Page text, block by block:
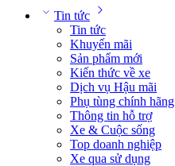
Tin tức
Tin tức
Khuyến mãi
Sản phẩm mới
Kiến thức về xe
Dịch vụ Hậu mãi
Phụ tùng chính hãng
Thông tin hỗ trợ
Xe & Cuộc sống
Top doanh nghiệp
Xe qua sử dụng